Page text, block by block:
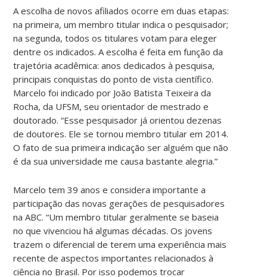
A escolha de novos afiliados ocorre em duas etapas:
na primeira, um membro titular indica o pesquisador;
na segunda, todos os titulares votam para eleger
dentre os indicados. A escolha é feita em função da
trajetória acadêmica: anos dedicados à pesquisa,
principais conquistas do ponto de vista científico.
Marcelo foi indicado por João Batista Teixeira da
Rocha, da UFSM, seu orientador de mestrado e
doutorado. “Esse pesquisador já orientou dezenas
de doutores. Ele se tornou membro titular em 2014.
O fato de sua primeira indicação ser alguém que não
é da sua universidade me causa bastante alegria.”
Marcelo tem 39 anos e considera importante a
participação das novas gerações de pesquisadores
na ABC. “Um membro titular geralmente se baseia
no que vivenciou há algumas décadas. Os jovens
trazem o diferencial de terem uma experiência mais
recente de aspectos importantes relacionados à
ciência no Brasil. Por isso podemos trocar